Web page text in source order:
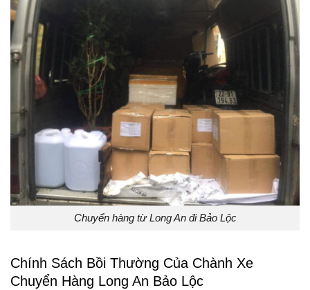
Chuyển hàng từ Long An đi Bảo Lộc
Chính Sách Bồi Thường Của Chành Xe
Chuyển Hàng Long An Bảo Lộc